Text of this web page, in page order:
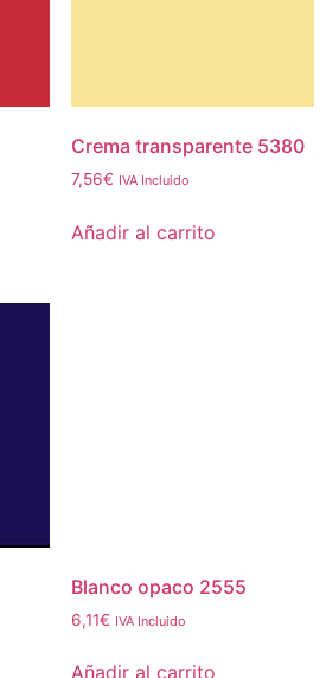
Crema transparente 5380
7,56€ IVA Incluido
Añadir al carrito
Blanco opaco 2555
6,11€ IVA Incluido
Añadir al carrito